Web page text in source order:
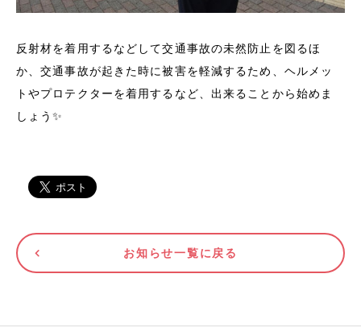
反射材を着用するなどして交通事故の未然防止を図るほ
か、交通事故が起きた時に被害を軽減するため、ヘルメッ
トやプロテクターを着用するなど、出来ることから始めま
しょう✨
お知らせ一覧に戻る